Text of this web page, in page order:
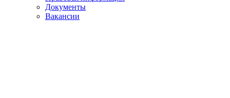
Документы
Вакансии